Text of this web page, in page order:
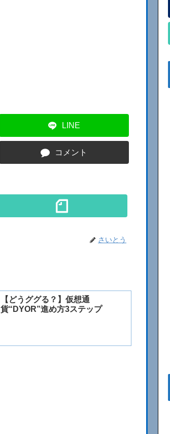
LINE
コメント
さいとう
【どうググる？】仮想通
貨“DYOR”進め方3ステップ